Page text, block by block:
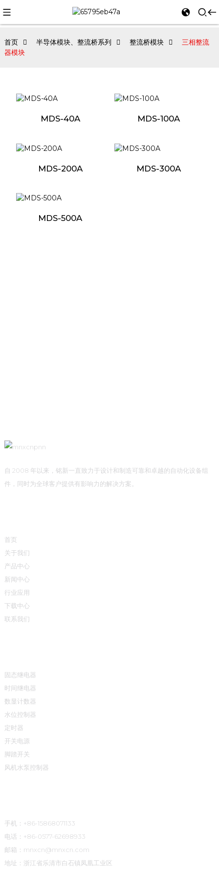
首页 半导体模块、整流桥系列 整流桥模块
三相整流
器模块
MDS-40A MDS-100A
MDS-200A MDS-300A
MDS-500A
自 2008 年以来，铭新一直致力于设计和制造可靠和卓越的自动化设备组
件，同时为全球客户提供有影响力的解决方案。
首页
关于我们
产品中心
新闻中心
行业应用
下载中心
联系我们
固态继电器
时间继电器
数显计数器
水位控制器
定时器
开关电源
脚踏开关
风机水泵控制器
手机：+86-15868071133
电话：+86-0577-62698933
邮箱：mnxcn@mnxcn.com
地址：浙江省乐清市白石镇凤凰工业区